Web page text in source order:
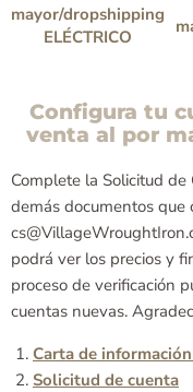
mayor/dropshipping
ELÉCTRICO
Configura tu
venta al por
Complete la Solicitud
demás documentos que
podrá ver los precios y
proceso de verificación
cuentas nuevas.
Carta de
Solicitud de cuenta